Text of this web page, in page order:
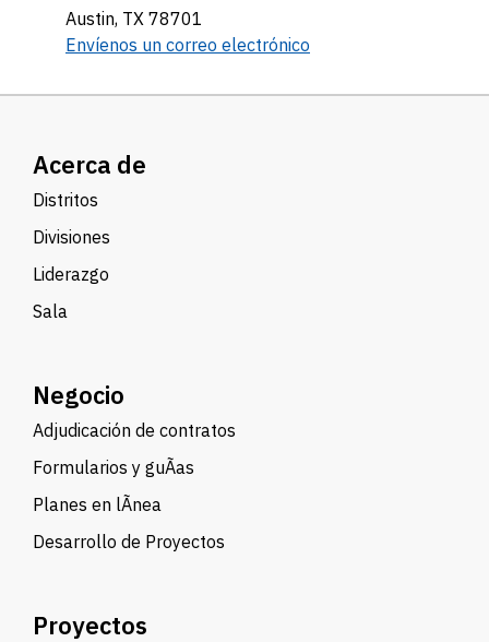
Austin, TX 78701
Envíenos un correo electrónico
Acerca de
Distritos
Divisiones
Liderazgo
Sala
Negocio
Adjudicación de contratos
Formularios y guÃ­as
Planes en lÃ­nea
Desarrollo de Proyectos
Proyectos